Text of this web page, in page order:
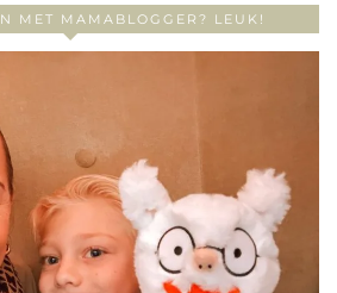
MET MAMABLOGGER? LEUK!